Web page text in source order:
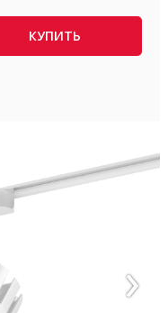
КУПИТЬ